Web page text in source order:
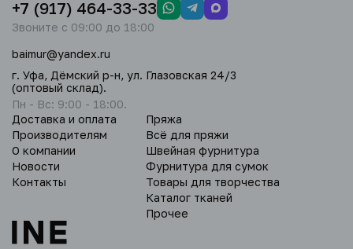
Доставка и оплата
Производителям
О компании
Новости
Контакты
Пряжа
Всё для пряжи
Швейная фурнитура
Фурнитура для сумок
Товары для творчества
Каталог тканей
Прочее
+7 (917) 464-33-33
Звоните с 09:00 до 18:00
baimur@yandex.ru
г. Уфа, Дёмский р-н, ул. Глазовская 24/3
(оптовый склад).
Пн - Вс: 9:00 - 18:00.